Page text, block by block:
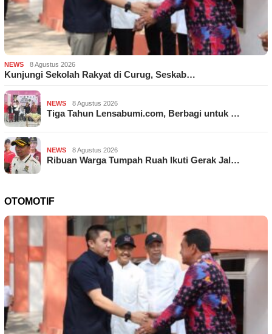
NEWS 8 Agustus 2026
Kunjungi Sekolah Rakyat di Curug, Seskab…
NEWS 8 Agustus 2026
Tiga Tahun Lensabumi.com, Berbagi untuk …
NEWS 8 Agustus 2026
Ribuan Warga Tumpah Ruah Ikuti Gerak Jal…
OTOMOTIF